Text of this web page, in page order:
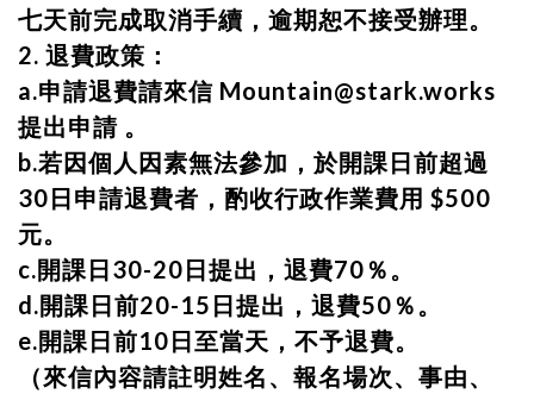
七天前完成取消手續，逾期恕不接受辦理。
2. 退費政策：
a.申請退費請來信 Mountain@stark.works
提出申請 。
b.若因個人因素無法參加，於開課日前超過
30日申請退費者，酌收行政作業費用 $500
元。
c.開課日30-20日提出，退費70％。
d.開課日前20-15日提出，退費50％。
e.開課日前10日至當天，不予退費。
（來信內容請註明姓名、報名場次、事由、